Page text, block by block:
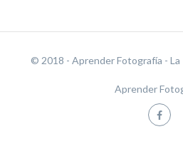
© 2018 - Aprender Fotografía - La
Aprender